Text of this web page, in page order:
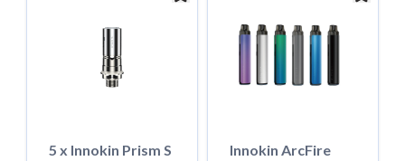
5 x Innokin Prism S
Innokin ArcFire